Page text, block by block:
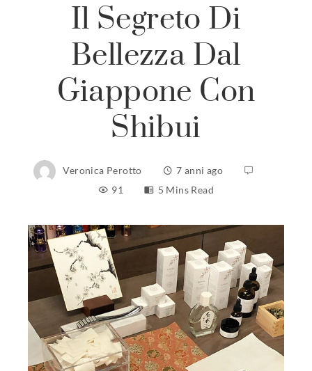
Il Segreto Di
Bellezza Dal
Giappone Con
Shibui
Veronica Perotto
7 anni ago
91
5 Mins Read